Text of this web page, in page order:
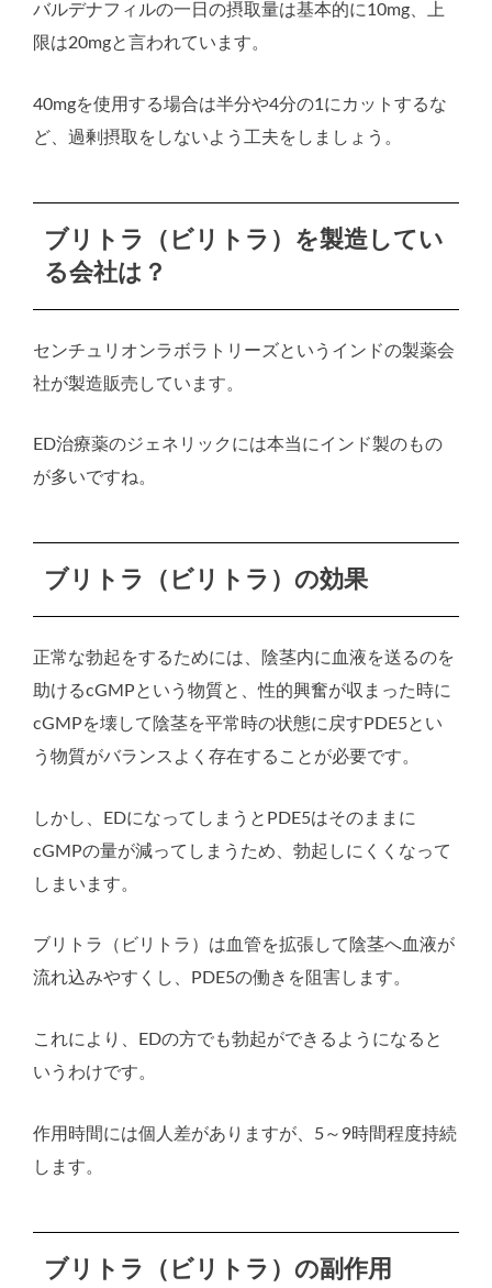
バルデナフィルの一日の摂取量は基本的に10mg、上
限は20mgと言われています。
40mgを使用する場合は半分や4分の1にカットするな
ど、過剰摂取をしないよう工夫をしましょう。
ブリトラ（ビリトラ）を製造してい
る会社は？
センチュリオンラボラトリーズというインドの製薬会
社が製造販売しています。
ED治療薬のジェネリックには本当にインド製のもの
が多いですね。
ブリトラ（ビリトラ）の効果
正常な勃起をするためには、陰茎内に血液を送るのを
助けるcGMPという物質と、性的興奮が収まった時に
cGMPを壊して陰茎を平常時の状態に戻すPDE5とい
う物質がバランスよく存在することが必要です。
しかし、EDになってしまうとPDE5はそのままに
cGMPの量が減ってしまうため、勃起しにくくなって
しまいます。
ブリトラ（ビリトラ）は血管を拡張して陰茎へ血液が
流れ込みやすくし、PDE5の働きを阻害します。
これにより、EDの方でも勃起ができるようになると
いうわけです。
作用時間には個人差がありますが、5～9時間程度持続
します。
ブリトラ（ビリトラ）の副作用